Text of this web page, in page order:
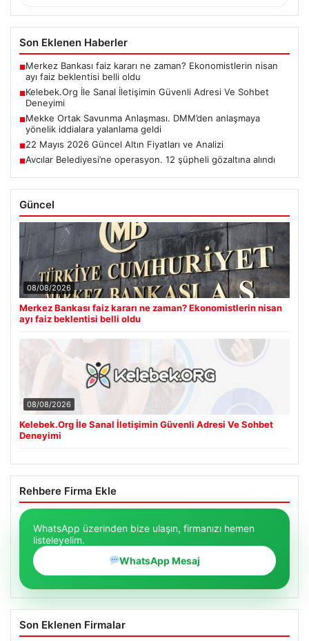
Son Eklenen Haberler
■Merkez Bankası faiz kararı ne zaman? Ekonomistlerin nisan
ayı faiz beklentisi belli oldu
■Kelebek.Org İle Sanal İletişimin Güvenli Adresi Ve Sohbet
Deneyimi
■Mekke Ortak Savunma Anlaşması. DMM’den anlaşmaya
yönelik iddialara yalanlama geldi
■22 Mayıs 2026 Güncel Altın Fiyatları ve Analizi
■Avcılar Belediyesi’ne operasyon. 12 şüpheli gözaltına alındı
Güncel
08/08/2026
Merkez Bankası faiz kararı ne zaman? Ekonomistlerin nisan
ayı faiz beklentisi belli oldu
08/08/2026
Kelebek.Org İle Sanal İletişimin Güvenli Adresi Ve Sohbet
Deneyimi
Rehbere Firma Ekle
WhatsApp üzerinden bize ulaşın, firmanızı hemen
listeleyelim.
WhatsApp Mesaj
Son Eklenen Firmalar